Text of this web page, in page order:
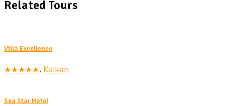
Related Tours
Villa Excellence
★★★★★, Kalkan
Sea Star Hotel